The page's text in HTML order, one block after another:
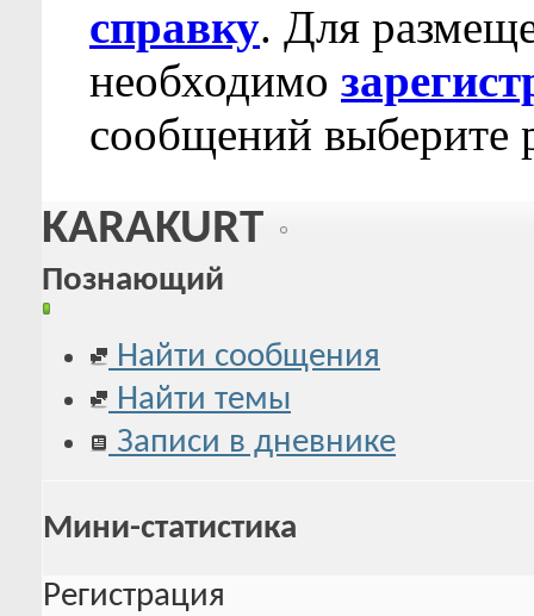
справку. Для
необходимо
сообщений выберите
KARAKURT
Познающий
Найти сообщения
Найти темы
Записи в дневнике
Мини-статистика
Регистрация